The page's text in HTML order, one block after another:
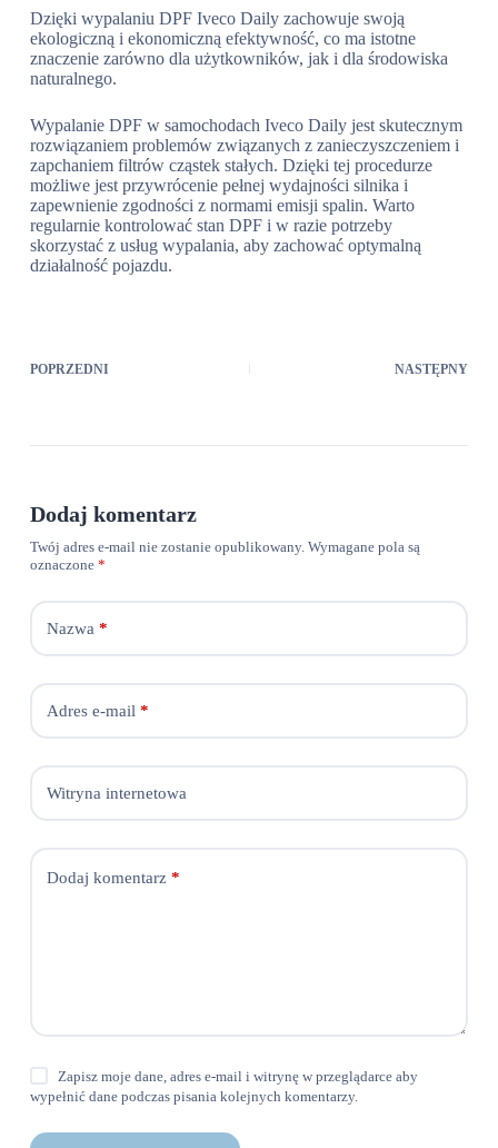
Dzięki wypalaniu DPF Iveco Daily zachowuje swoją
ekologiczną i ekonomiczną efektywność, co ma istotne
znaczenie zarówno dla użytkowników, jak i dla środowiska
naturalnego.
Wypalanie DPF w samochodach Iveco Daily jest skutecznym
rozwiązaniem problemów związanych z zanieczyszczeniem i
zapchaniem filtrów cząstek stałych. Dzięki tej procedurze
możliwe jest przywrócenie pełnej wydajności silnika i
zapewnienie zgodności z normami emisji spalin. Warto
regularnie kontrolować stan DPF i w razie potrzeby
skorzystać z usług wypalania, aby zachować optymalną
działalność pojazdu.
POPRZEDNI NASTĘPNY
Dodaj komentarz
Twój adres e-mail nie zostanie opublikowany. Wymagane pola są
oznaczone *
Nazwa *
Adres e-mail *
Witryna internetowa
Dodaj komentarz*
Zapisz moje dane, adres e-mail i witrynę w przeglądarce aby
wypełnić dane podczas pisania kolejnych komentarzy.